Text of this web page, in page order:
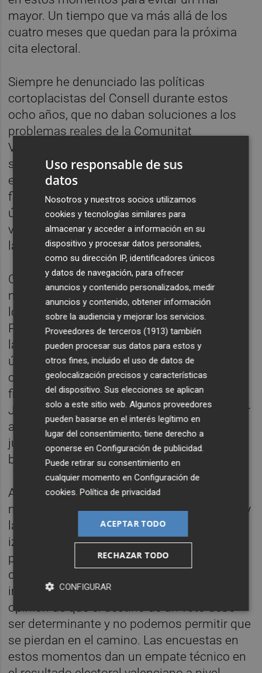
mayor. Un tiempo que va más allá de los
cuatro meses que quedan para la próxima
cita electoral.
Siempre he denunciado las políticas
cortoplacistas del Consell durante estos
ocho años, que no daban soluciones a los
problemas reales de la Comunitat
Valenciana. En mi anterior artículo ponía
sobre la mesa la situación en la que se
encontraban las cuentas de la Generalitat a
final de año. El Síndic de Comptes, en su
último informe del pasado 30 de diciembre,
volvía a denunciar el “grave desequilibrio” en
las últimas cuentas de este Consell.
Comparto y aplaudo la iniciativa valiente y
necesaria que se ha anunciado en la
localidad alicantina de Sant Joan y en la que
Partido Popular y Ciudadanos irán unidos a
las elecciones municipales de mayo en una
única lista. Todo mi apoyo a mis
compañeros de Sant Joan d’Alacant y a la
figura de nuestro alcalde Santi Román y a
Julia Parra que afirmaba “no hay que esperar
a las elecciones para empezar a trabajar
juntos”. La utilidad de unas siglas en
beneficio de los ciudadanos.
A nivel autonómico decidimos no apoyar la
modificación de la Ley Electoral Valenciana y
la bajada de la barrera del 5% que quería la
izquierda. No hay que mirar al pasado y sí al
presente y futuro, porque superar la barrera
del 3% hoy día se antojaría también
inaccesible para Ciudadanos. Soy de la
opinión de que el destino de un voto debe
ser determinante y no podemos permitir que
se pierdan en el camino. Las encuestas en
estos momentos dan un empate técnico en
Uso responsable de sus
datos
Nosotros y nuestros socios utilizamos
cookies y tecnologías similares para
almacenar y acceder a información en su
dispositivo y procesar datos personales,
como su dirección IP, identificadores únicos
y datos de navegación, para ofrecer
anuncios y contenido personalizados, medir
anuncios y contenido, obtener información
sobre la audiencia y mejorar los servicios.
Proveedores de terceros (1913) también
pueden procesar sus datos para estos y
otros fines, incluido el uso de datos de
geolocalización precisos y características
del dispositivo. Sus elecciones se aplican
solo a este sitio web. Algunos proveedores
pueden basarse en el interés legítimo en
lugar del consentimiento; tiene derecho a
oponerse enConfiguración de publicidad.
Puede retirar su consentimiento en
cualquier momento enConfiguración de
cookies.Política de privacidad
ACEPTAR TODO
RECHAZAR TODO
CONFIGURAR